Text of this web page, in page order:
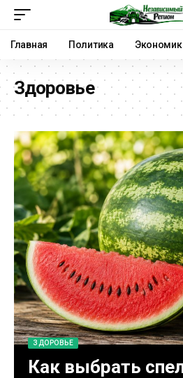
Главная Политика
Здоровье
ЗДОРОВЬЕ
Как выбрать